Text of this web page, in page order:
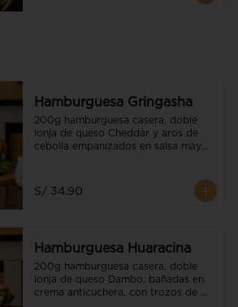
Hamburguesa Gringasha
200g hamburguesa casera, doble
lonja de queso Cheddar y aros de
cebolla empanizados en salsa mayo
Acompañado de papas nativas.
S/ 34.90
Hamburguesa Huaracina
200g hamburguesa casera, doble
lonja de queso Dambo, bañadas en
crema anticuchera, con trozos de